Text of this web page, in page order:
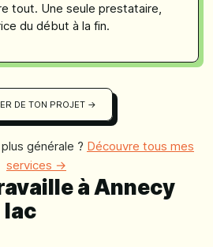
tout. Une seule prestataire,
du début à la fin.
DE TON PROJET →
générale ? Découvre tous mes
services →
à Annecy
lac